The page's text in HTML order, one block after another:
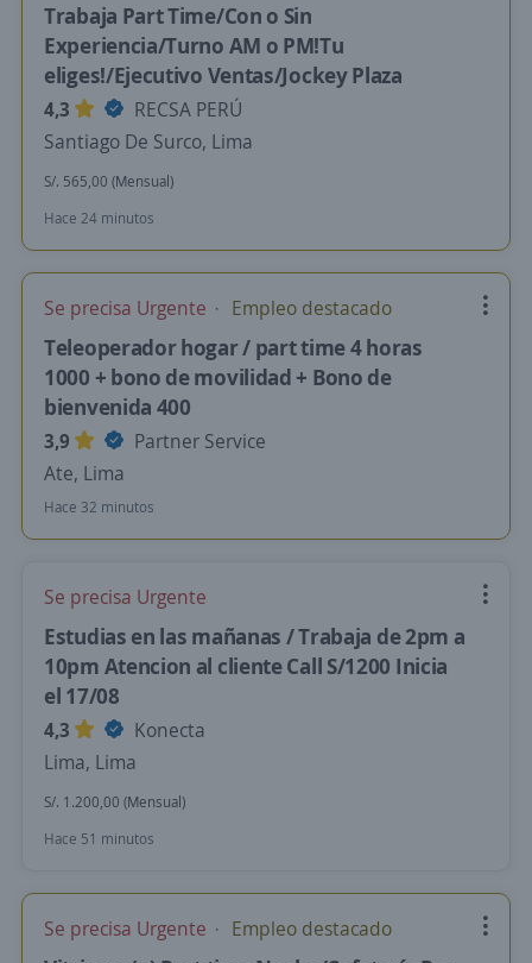
Trabaja Part Time/Con o Sin
Experiencia/Turno AM o PM!Tu
eliges!/Ejecutivo Ventas/Jockey Plaza
4,3
RECSA PERÚ
Santiago De Surco, Lima
S/. 565,00 (Mensual)
Hace 24 minutos
Se precisa Urgente Empleo destacado
Teleoperador hogar / part time 4 horas
1000 + bono de movilidad + Bono de
bienvenida 400
3,9
Partner Service
Ate, Lima
Hace 32 minutos
Se precisa Urgente
Estudias en las mañanas / Trabaja de 2pm a
10pm Atencion al cliente Call S/1200 Inicia
el 17/08
4,3
Konecta
Lima, Lima
S/. 1.200,00 (Mensual)
Hace 51 minutos
Se precisa Urgente Empleo destacado